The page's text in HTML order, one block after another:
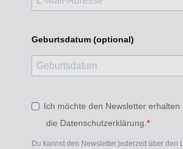
Geburtsdatum (optional)
Ich möchte den Newsletter erhalten
die Datenschutzerklärung.
Du kannst den Newsletter jederzeit über den